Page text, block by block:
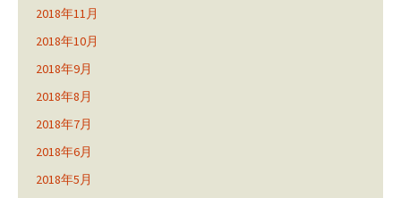
2018年11月
2018年10月
2018年9月
2018年8月
2018年7月
2018年6月
2018年5月